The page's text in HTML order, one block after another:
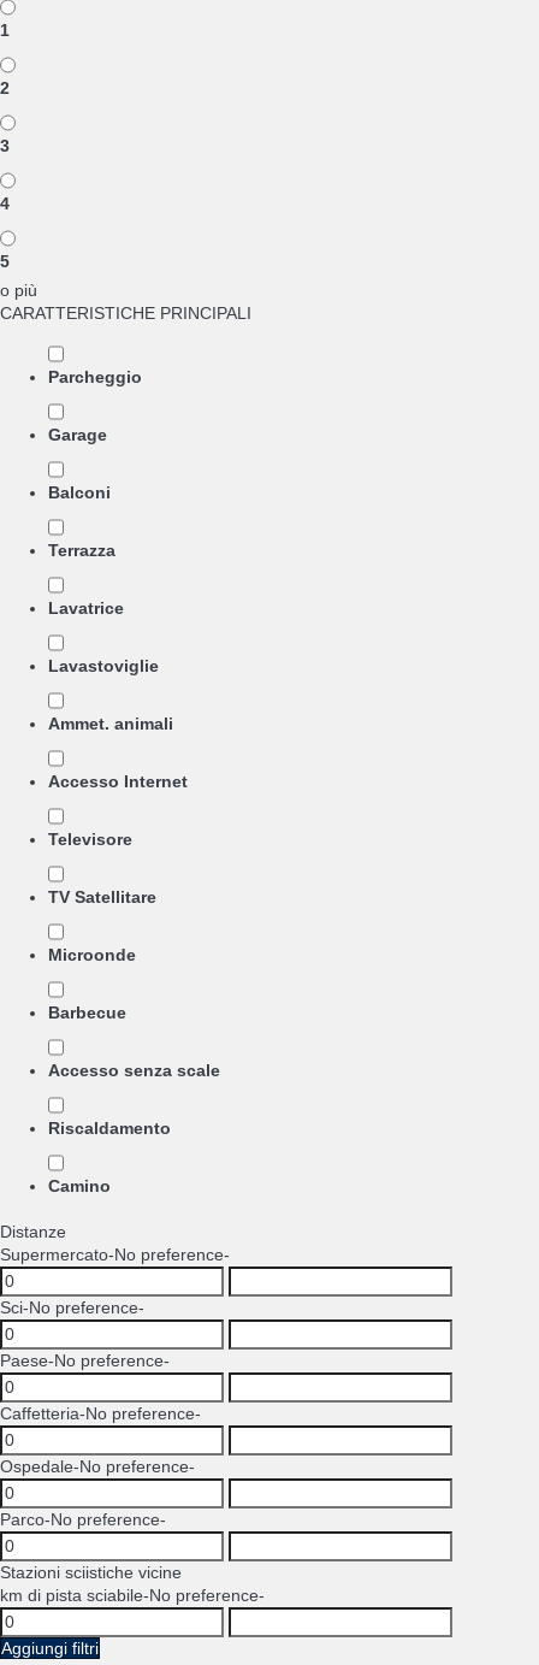
1
2
3
4
5
o più
CARATTERISTICHE PRINCIPALI
Parcheggio
Garage
Balconi
Terrazza
Lavatrice
Lavastoviglie
Ammet. animali
Accesso Internet
Televisore
TV Satellitare
Microonde
Barbecue
Accesso senza scale
Riscaldamento
Camino
Distanze
Supermercato-No preference-
Sci-No preference-
Paese-No preference-
Caffetteria-No preference-
Ospedale-No preference-
Parco-No preference-
Stazioni sciistiche vicine
km di pista sciabile-No preference-
Aggiungi filtri